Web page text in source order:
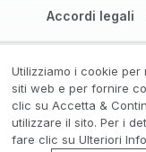
Accordi legali
Marchi
Condizioni
Utilizziamo i cookie
siti web e per fornire
clic su Accetta &
utilizzare il sito. Per i
fare clic su Ulteriori